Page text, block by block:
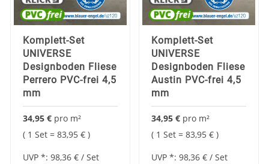
Komplett-Set
UNIVERSE
Designboden Fliese
Perrero PVC-frei 4,5
mm
34,95 € pro m²
1 Set = 83,95 €
UVP *: 98,36 € / Set
Komplett-Set
UNIVERSE
Designboden Fliese
Austin PVC-frei 4,5
mm
34,95 € pro m²
1 Set = 83,95 €
UVP *: 98,36 € / Set